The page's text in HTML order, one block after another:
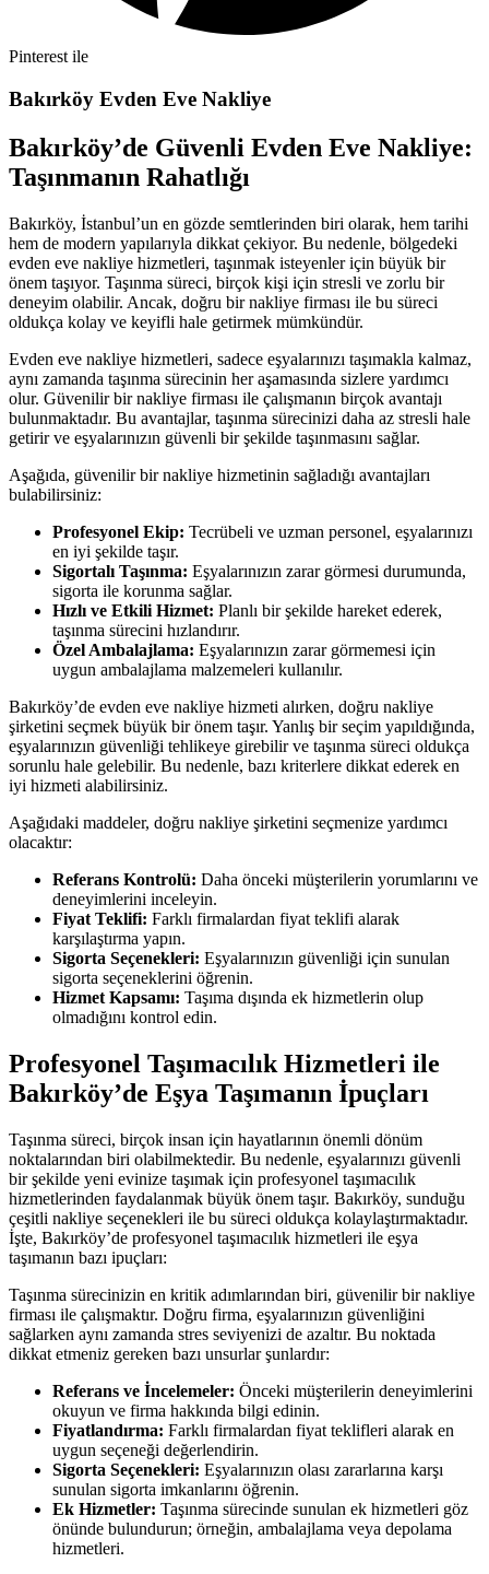
Pinterest ile
Bakırköy Evden Eve Nakliye
Bakırköy’de Güvenli Evden Eve Nakliye:
Taşınmanın Rahatlığı
Bakırköy, İstanbul’un en gözde semtlerinden biri olarak, hem tarihi
hem de modern yapılarıyla dikkat çekiyor. Bu nedenle, bölgedeki
evden eve nakliye hizmetleri, taşınmak isteyenler için büyük bir
önem taşıyor. Taşınma süreci, birçok kişi için stresli ve zorlu bir
deneyim olabilir. Ancak, doğru bir nakliye firması ile bu süreci
oldukça kolay ve keyifli hale getirmek mümkündür.
Evden eve nakliye hizmetleri, sadece eşyalarınızı taşımakla kalmaz,
aynı zamanda taşınma sürecinin her aşamasında sizlere yardımcı
olur. Güvenilir bir nakliye firması ile çalışmanın birçok avantajı
bulunmaktadır. Bu avantajlar, taşınma sürecinizi daha az stresli hale
getirir ve eşyalarınızın güvenli bir şekilde taşınmasını sağlar.
Aşağıda, güvenilir bir nakliye hizmetinin sağladığı avantajları
bulabilirsiniz:
Profesyonel Ekip: Tecrübeli ve uzman personel, eşyalarınızı
en iyi şekilde taşır.
Sigortalı Taşınma: Eşyalarınızın zarar görmesi durumunda,
sigorta ile korunma sağlar.
Hızlı ve Etkili Hizmet: Planlı bir şekilde hareket ederek,
taşınma sürecini hızlandırır.
Özel Ambalajlama: Eşyalarınızın zarar görmemesi için
uygun ambalajlama malzemeleri kullanılır.
Bakırköy’de evden eve nakliye hizmeti alırken, doğru nakliye
şirketini seçmek büyük bir önem taşır. Yanlış bir seçim yapıldığında,
eşyalarınızın güvenliği tehlikeye girebilir ve taşınma süreci oldukça
sorunlu hale gelebilir. Bu nedenle, bazı kriterlere dikkat ederek en
iyi hizmeti alabilirsiniz.
Aşağıdaki maddeler, doğru nakliye şirketini seçmenize yardımcı
olacaktır:
Referans Kontrolü: Daha önceki müşterilerin yorumlarını ve
deneyimlerini inceleyin.
Fiyat Teklifi: Farklı firmalardan fiyat teklifi alarak
karşılaştırma yapın.
Sigorta Seçenekleri: Eşyalarınızın güvenliği için sunulan
sigorta seçeneklerini öğrenin.
Hizmet Kapsamı: Taşıma dışında ek hizmetlerin olup
olmadığını kontrol edin.
Profesyonel Taşımacılık Hizmetleri ile
Bakırköy’de Eşya Taşımanın İpuçları
Taşınma süreci, birçok insan için hayatlarının önemli dönüm
noktalarından biri olabilmektedir. Bu nedenle, eşyalarınızı güvenli
bir şekilde yeni evinize taşımak için profesyonel taşımacılık
hizmetlerinden faydalanmak büyük önem taşır. Bakırköy, sunduğu
çeşitli nakliye seçenekleri ile bu süreci oldukça kolaylaştırmaktadır.
İşte, Bakırköy’de profesyonel taşımacılık hizmetleri ile eşya
taşımanın bazı ipuçları:
Taşınma sürecinizin en kritik adımlarından biri, güvenilir bir nakliye
firması ile çalışmaktır. Doğru firma, eşyalarınızın güvenliğini
sağlarken aynı zamanda stres seviyenizi de azaltır. Bu noktada
dikkat etmeniz gereken bazı unsurlar şunlardır:
Referans ve İncelemeler: Önceki müşterilerin deneyimlerini
okuyun ve firma hakkında bilgi edinin.
Fiyatlandırma: Farklı firmalardan fiyat teklifleri alarak en
uygun seçeneği değerlendirin.
Sigorta Seçenekleri: Eşyalarınızın olası zararlarına karşı
sunulan sigorta imkanlarını öğrenin.
Ek Hizmetler: Taşınma sürecinde sunulan ek hizmetleri göz
önünde bulundurun; örneğin, ambalajlama veya depolama
hizmetleri.